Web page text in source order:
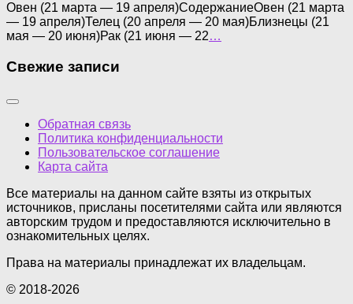
Овен (21 марта — 19 апреля)СодержаниеОвен (21 марта
— 19 апреля)Телец (20 апреля — 20 мая)Близнецы (21
мая — 20 июня)Рак (21 июня — 22…
Свежие записи
Обратная связь
Политика конфиденциальности
Пользовательское соглашение
Карта сайта
Все материалы на данном сайте взяты из открытых
источников, присланы посетителями сайта или являются
авторским трудом и предоставляются исключительно в
ознакомительных целях.
Права на материалы принадлежат их владельцам.
© 2018-2026